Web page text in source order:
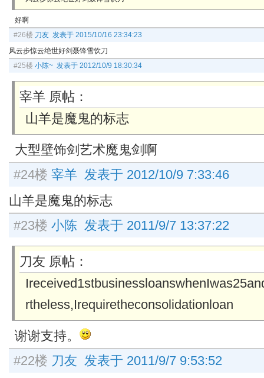
好啊
#26楼 刀友 发表于 2015/10/16 23:34:23
风云步惊云绝世好剑聂锋雪饮刀
#25楼 小陈~ 发表于 2012/10/9 18:30:34
宰羊 原帖：
山羊是魔鬼的标志
大型壁饰剑艺术魔鬼剑啊
#24楼 宰羊 发表于 2012/10/9 7:33:46
山羊是魔鬼的标志
#23楼 小陈 发表于 2011/9/7 13:37:22
刀友 原帖：
rtheless,Irequiretheconsolidationloan
谢谢支持。
#22楼 刀友 发表于 2011/9/7 9:53:52